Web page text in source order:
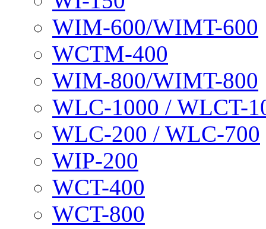
WIM-600/WIMT-600
WCTM-400
WIM-800/WIMT-800
WLC-1000 / WLCT-
WLC-200 / WLC-700
WIP-200
WCT-400
WCT-800